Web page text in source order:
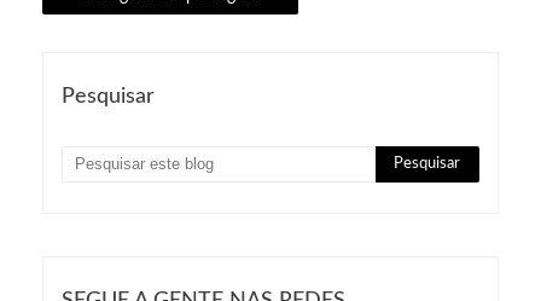
Pesquisar